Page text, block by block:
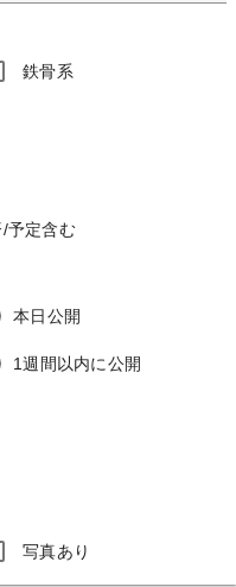
鉄骨系
予定含む
本日公開
1週間以内に公開
写真あり